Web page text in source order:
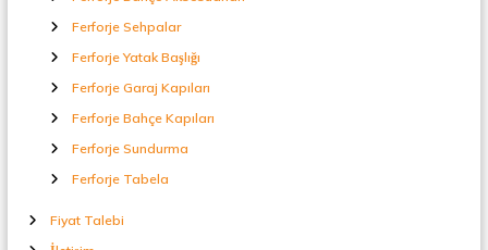
Ferforje Sehpalar
Ferforje Yatak Başlığı
Ferforje Garaj Kapıları
Ferforje Bahçe Kapıları
Ferforje Sundurma
Ferforje Tabela
Fiyat Talebi